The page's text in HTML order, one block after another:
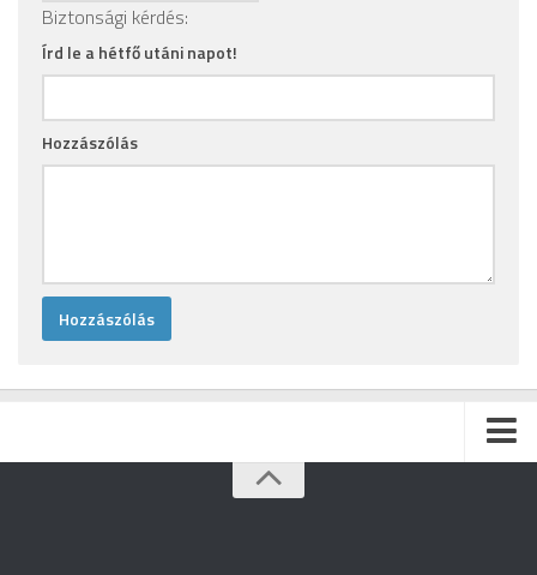
Biztonsági kérdés:
Írd le a hétfő utáni napot!
Hozzászólás